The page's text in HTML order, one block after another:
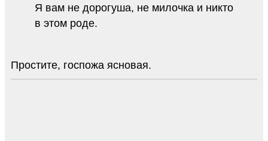
Я вам не дорогуша, не милочка и никто
в этом роде.
Простите, госпожа ясновая.